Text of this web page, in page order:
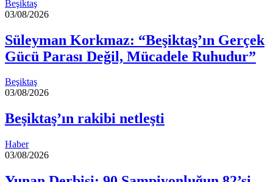
Beşiktaş
03/08/2026
Süleyman Korkmaz: “Beşiktaş’ın Gerçek
Gücü Parası Değil, Mücadele Ruhudur”
Beşiktaş
03/08/2026
Beşiktaş’ın rakibi netleşti
Haber
03/08/2026